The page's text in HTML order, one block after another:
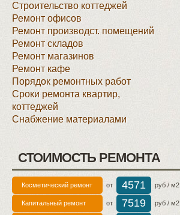
Строительство коттеджей
Ремонт офисов
Ремонт производст. помещений
Ремонт складов
Ремонт магазинов
Ремонт кафе
Порядок ремонтных работ
Сроки ремонта квартир,
коттеджей
Снабжение материалами
СТОИМОСТЬ РЕМОНТА
Косметический ремонт от 4571 руб / м2
Капитальный ремонт от 7519 руб / м2